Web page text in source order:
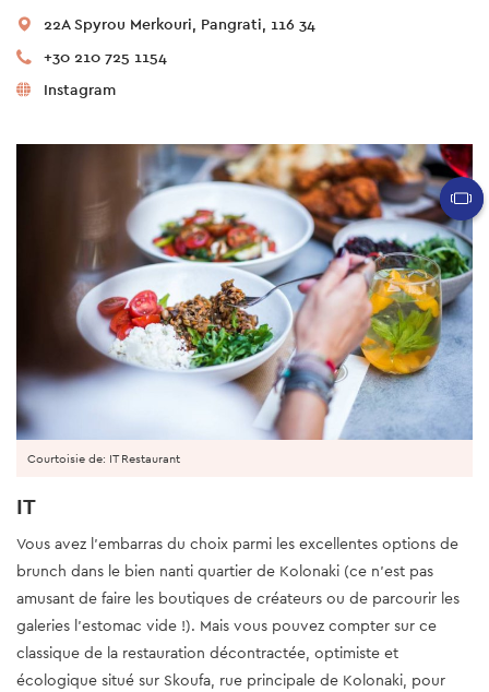
22A Spyrou Merkouri, Pangrati, 116 34
+30 210 725 1154
Instagram
Courtoisie de: IT Restaurant
IT
Vous avez l'embarras du choix parmi les excellentes options de
brunch dans le bien nanti quartier de Kolonaki (ce n'est pas
amusant de faire les boutiques de créateurs ou de parcourir les
galeries l'estomac vide !). Mais vous pouvez compter sur ce
classique de la restauration décontractée, optimiste et
écologique situé sur Skoufa, rue principale de Kolonaki, pour